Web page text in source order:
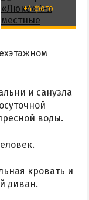
+4 фото
и санузла
воды.
кровать и
диван.